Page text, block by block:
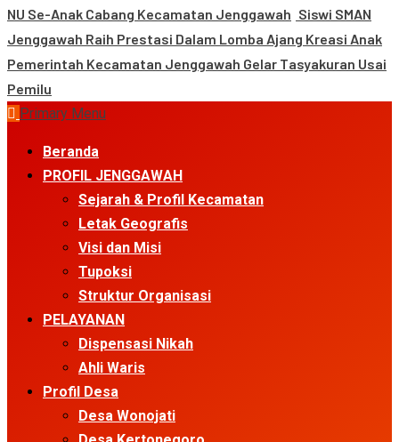
NU Se-Anak Cabang Kecamatan Jenggawah Siswi SMAN
Jenggawah Raih Prestasi Dalam Lomba Ajang Kreasi Anak
Pemerintah Kecamatan Jenggawah Gelar Tasyakuran Usai
Pemilu
Primary Menu
Beranda
PROFIL JENGGAWAH
Sejarah & Profil Kecamatan
Letak Geografis
Visi dan Misi
Tupoksi
Struktur Organisasi
PELAYANAN
Dispensasi Nikah
Ahli Waris
Profil Desa
Desa Wonojati